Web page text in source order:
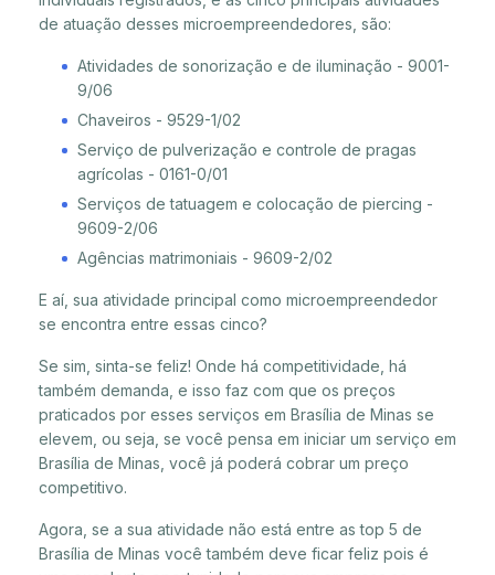
de atuação desses microempreendedores, são:
Atividades de sonorização e de iluminação - 9001-
9/06
Chaveiros - 9529-1/02
Serviço de pulverização e controle de pragas
agrícolas - 0161-0/01
Serviços de tatuagem e colocação de piercing -
9609-2/06
Agências matrimoniais - 9609-2/02
E aí, sua atividade principal como microempreendedor
se encontra entre essas cinco?
Se sim, sinta-se feliz! Onde há competitividade, há
também demanda, e isso faz com que os preços
praticados por esses serviços em Brasília de Minas se
elevem, ou seja, se você pensa em iniciar um serviço em
Brasília de Minas, você já poderá cobrar um preço
competitivo.
Agora, se a sua atividade não está entre as top 5 de
Brasília de Minas você também deve ficar feliz pois é